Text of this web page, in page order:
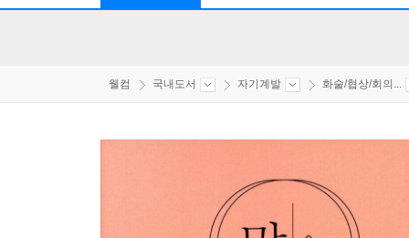
웰컴 국내도서 자기계발 화술/협상/회의...